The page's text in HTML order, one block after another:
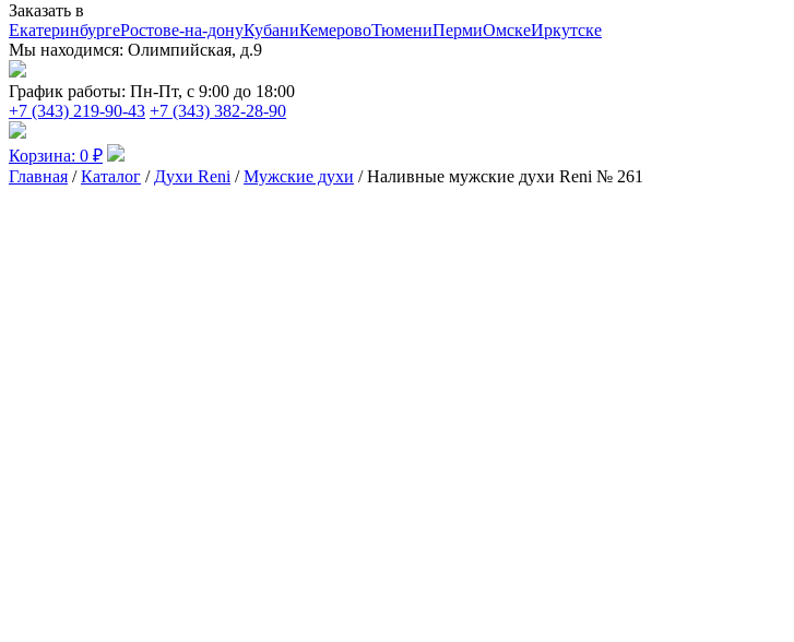
Заказать в
ЕкатеринбургеРостове-на-донуКубаниКемеровоТюмениПермиОмскеИркутске
Мы находимся: Олимпийская, д.9
График работы: Пн-Пт, с 9:00 до 18:00
+7 (343) 219-90-43 +7 (343) 382-28-90
Корзина: 0 ₽
Главная /Каталог / Духи Reni /Мужские духи / Наливные мужские духи Reni № 261